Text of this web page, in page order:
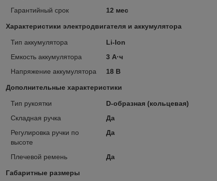
Гарантийный срок 12 мес
Характеристики электродвигателя и аккумулятора
Тип аккумулятора
Li-Ion
Емкость аккумулятора
3 А·ч
Напряжение аккумулятора
18 В
Дополнительные характеристики
Тип рукоятки
D-образная (кольцевая)
Складная ручка
Да
Регулировка ручки по
высоте
Да
Плечевой ремень Да
Габаритные размеры